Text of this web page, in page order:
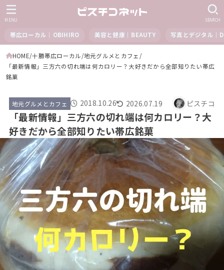
帯広ローカル｜OBIHIRO 美容と健康｜BEAUTY 写真とデジタル｜
SEARCH
MENU
HOME 十勝帯広ローカル 地元グルメとカフェ
「最新情報」三方六の切れ端は何カロリー？大好きだから全部知りたい帯広
銘菓
地元グルメとカフェ 2018.10.26 2026.07.19 ピスチコ
「最新情報」三方六の切れ端は何カロリー？大
好きだから全部知りたい帯広銘菓